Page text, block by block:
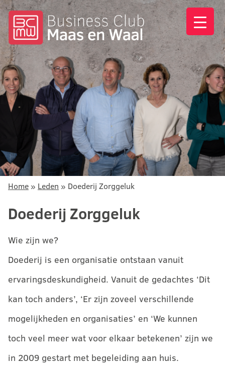
Home » Leden » Doederij Zorggeluk
Doederij Zorggeluk
Wie zijn we?
Doederij is een organisatie ontstaan vanuit
ervaringsdeskundigheid. Vanuit de gedachtes ‘Dit
kan toch anders’, ‘Er zijn zoveel verschillende
mogelijkheden en organisaties’ en ‘We kunnen
toch veel meer wat voor elkaar betekenen’ zijn we
in 2009 gestart met begeleiding aan huis.